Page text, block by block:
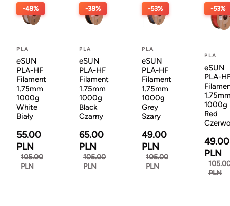
-48%
PLA
eSUN
PLA-HF
Filament
1.75mm
1000g
White
Biały
55.00
PLN
105.00
PLN
-38%
PLA
eSUN
PLA-HF
Filament
1.75mm
1000g
Black
Czarny
65.00
PLN
105.00
PLN
-53%
PLA
eSUN
PLA-HF
Filament
1.75mm
1000g
Grey
Szary
49.00
PLN
105.00
PLN
-53%
PLA
eSUN
PLA-
1000g
Red
49.00
PLN
PLN